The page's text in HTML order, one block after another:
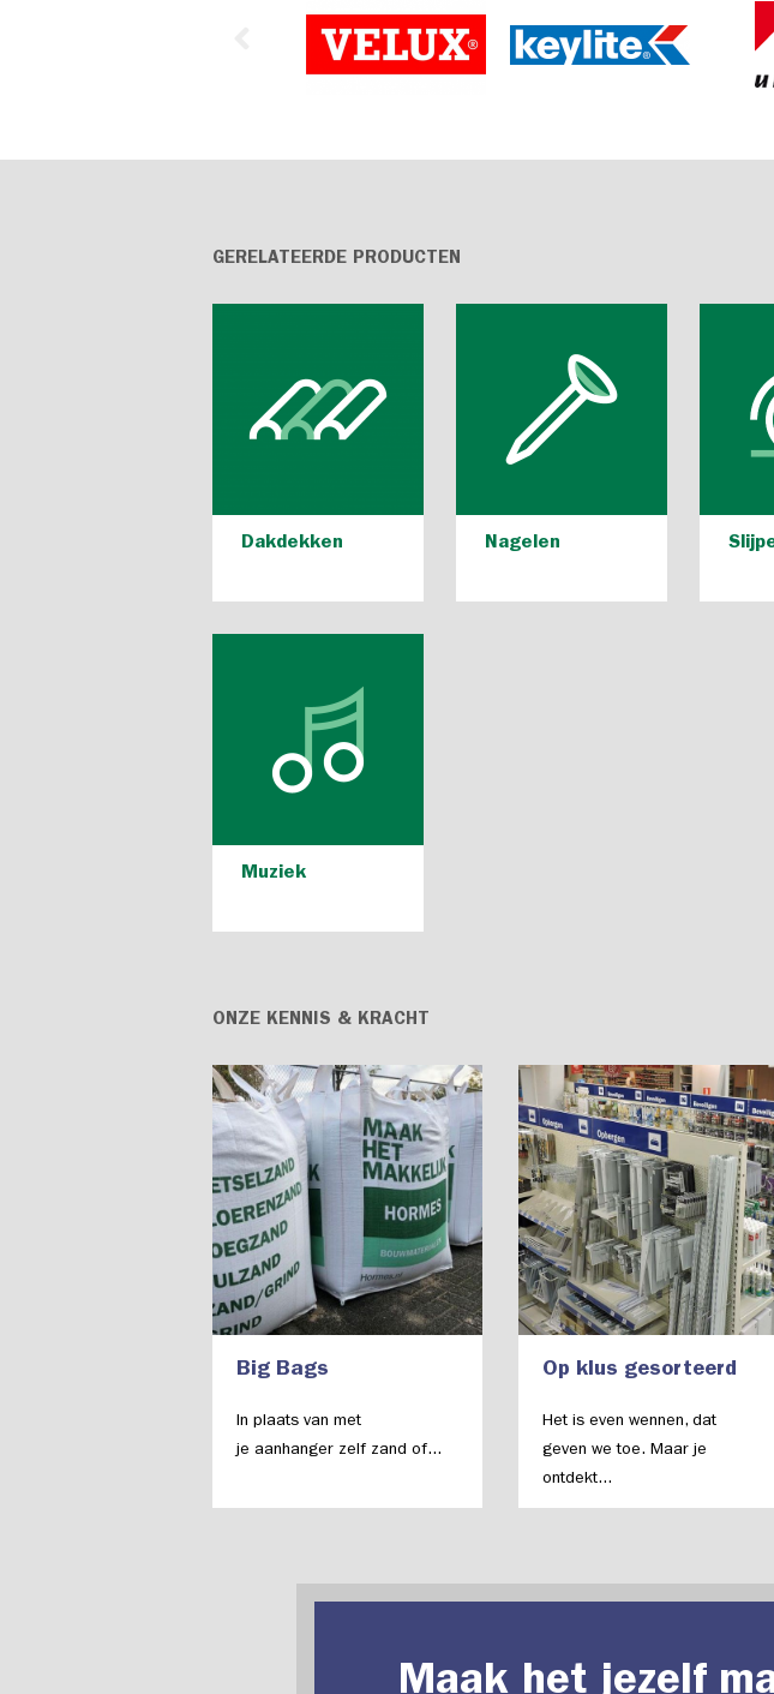
GERELATEERDE PRODUCTEN
Dakdekken Nagelen
Muziek
ONZE KENNIS & KRACHT
Big Bags
In plaats van met
je aanhanger zelf zand of...
Op klus gesorteerd
Het is even wennen, dat
geven we toe. Maar je
ontdekt...
Maak het jezelf